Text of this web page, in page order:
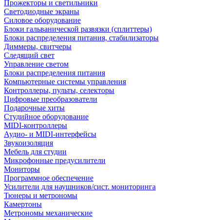
Прожекторы и светильники
Светодиодные экраны
Силовое оборудование
Блоки гальванической развязки (сплиттеры)
Блоки распределения питания, стабилизаторы
Диммеры, свитчеры
Следящий свет
Управление светом
Блоки распределения питания
Компьютерные системы управления
Контроллеры, пульты, селекторы
Цифровые преобразователи
Подарочные хиты
Студийное оборудование
MIDI-контроллеры
Аудио- и MIDI-интерфейсы
Звукоизоляция
Мебель для студии
Микрофонные предусилители
Мониторы
Программное обеспечение
Усилители для наушников/сист. мониторинга
Тюнеры и метрономы
Камертоны
Метрономы механические